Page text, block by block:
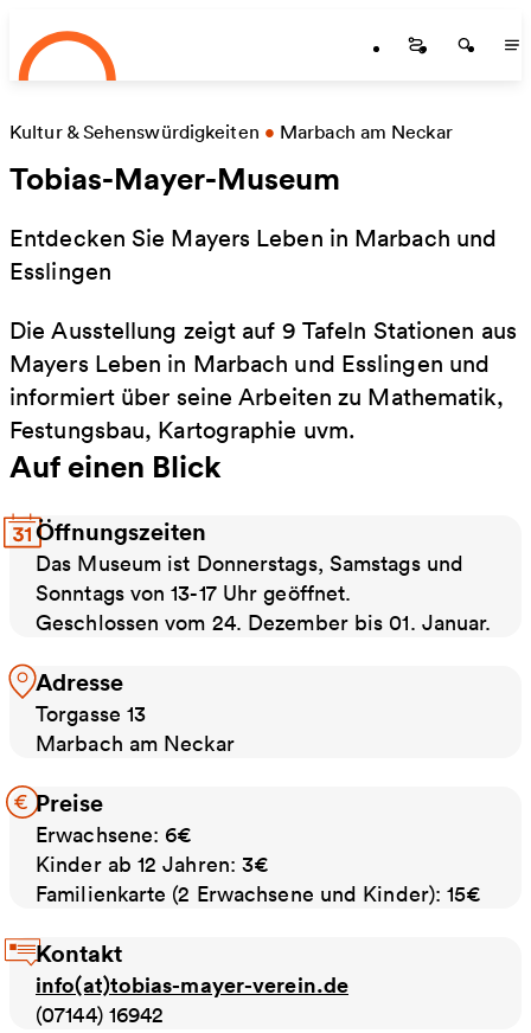
Zum Hauptinhalt springen
Startseite
Kultur & Sehenswürdigkeiten • Marbach am Neckar
Tobias-Mayer-Museum
Entdecken Sie Mayers Leben in Marbach und
Esslingen
Die Ausstellung zeigt auf 9 Tafeln Stationen aus
Mayers Leben in Marbach und Esslingen und
informiert über seine Arbeiten zu Mathematik,
Festungsbau, Kartographie uvm.
Auf einen Blick
Öffnungszeiten
Das Museum ist Donnerstags, Samstags und
Sonntags von 13-17 Uhr geöffnet.
Geschlossen vom 24. Dezember bis 01. Januar.
Adresse
Torgasse 13
Marbach am Neckar
Preise
Erwachsene: 6€
Kinder ab 12 Jahren: 3€
Familienkarte (2 Erwachsene und Kinder): 15€
Kontakt
info(at)tobias-mayer-verein.de
(07144) 16942